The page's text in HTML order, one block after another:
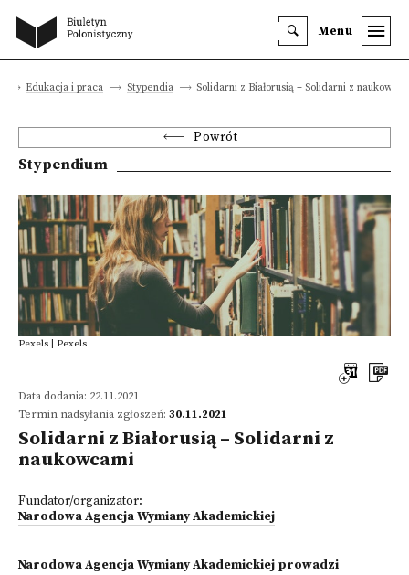
Menu
Edukacja i praca Stypendia Solidarni z Białorusią – Solidarni z
Powrót
Stypendium
Pexels | Pexels
Data dodania: 22.11.2021
Termin nadsyłania zgłoszeń: 30.11.2021
Solidarni z Białorusią – Solidarni z
naukowcami
Fundator/organizator:
Narodowa Agencja Wymiany Akademickiej
Narodowa Agencja Wymiany Akademickiej prowadzi